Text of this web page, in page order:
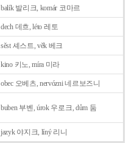
balík 발리크, komár 코마르
dech 데흐, léto 레토
sěst 셰스트, věk 베크
kino 키노, míra 미라
obec 오베츠, nervózni 네르보즈니
buben 부벤, úrok 우로크, dům 둠
jazyk야지크, líný 리니